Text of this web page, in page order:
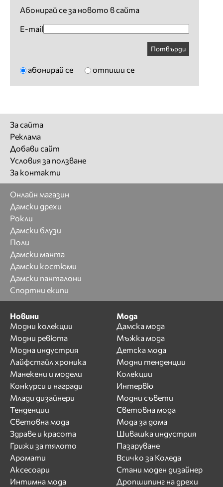
Абонирай се за новото в сайта
E-mail
Потвърди
абонирай се отпиши се
За сайта
Реклама
Добави сайт
Условия за ползване
За контакти
Онлайн магазин
Дамски дрехи
Рокли
Дамски блузи
Поли
Дамски манта
Дамски костюми
Дамски панталони
Спортни екипи
Новини
Модни колекции
Модни ревюта
Модна индустрия
Лайфстайл хроника
Манекени и модели
Конкурси и награди
Млади дизайнери
Тенденции
Световна мода
Здраве и красота
Грижи за тялото
Аромати
Аксесоари
Интимна мода
Мода
Дамска мода
Мъжка мода
Детска мода
Модни тенденции
Колекции
Интервю
Модни съвети
Световна мода
Мода за дома
Шивашка индустрия
Пазаруване
Всичко за Коледа
Стани моден дизайнер
Дропшипинг на дрехи